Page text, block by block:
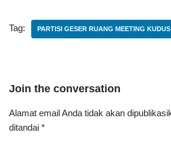
Tag: PARTISI GESER RUANG MEETING KUDUS
Join the conversation
Alamat email Anda tidak akan
ditandai *